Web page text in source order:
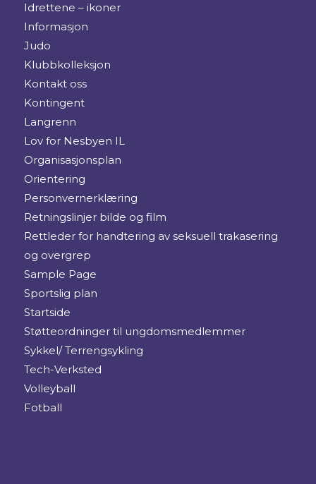
Idrettene – ikoner
Informasjon
Judo
Klubbkolleksjon
Kontakt oss
Kontingent
Langrenn
Lov for Nesbyen IL
Organisasjonsplan
Orientering
Personvernerklæring
Retningslinjer bilde og film
Rettleder for handtering av seksuell trakasering
og overgrep
Sample Page
Sportslig plan
Startside
Støtteordninger til ungdomsmedlemmer
Sykkel/ Terrengsykling
Tech-Verksted
Volleyball
Fotball